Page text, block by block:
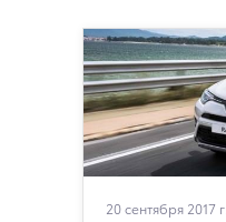
20 сентября 2017 г.